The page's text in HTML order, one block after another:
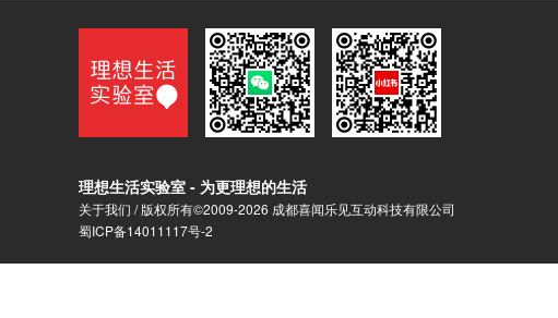
理想生活实验室 - 为更理想的生活
关于我们 / 版权所有©2009-2026 成都喜闻乐见互动科技有限公司
蜀ICP备14011117号-2